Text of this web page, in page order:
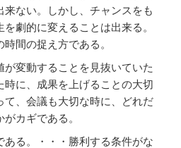
来ない。しかし、チャンスをも
劇的に変えることは出来る。
間の捉え方である。
が変動することを見抜いていた
時に、成果を上げることの大切
て、会議も大切な時に、どれだ
カギである。
ある。・・・勝利する条件がな